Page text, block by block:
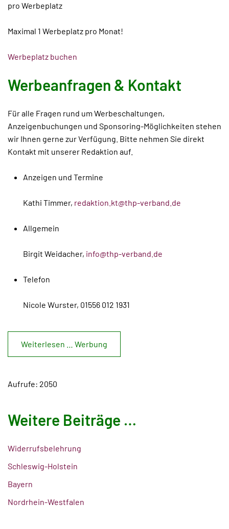
pro Werbeplatz
Maximal 1 Werbeplatz pro Monat!
Werbeplatz buchen
Werbeanfragen & Kontakt
Für alle Fragen rund um Werbeschaltungen,
Anzeigenbuchungen und Sponsoring-Möglichkeiten stehen
wir Ihnen gerne zur Verfügung. Bitte nehmen Sie direkt
Kontakt mit unserer Redaktion auf.
Anzeigen und Termine
Kathi Timmer, redaktion.kt@thp-verband.de
Allgemein
Birgit Weidacher, info@thp-verband.de
Telefon
Nicole Wurster, 01556 012 1931
Weiterlesen … Werbung
Aufrufe: 2050
Weitere Beiträge …
Widerrufsbelehrung
Schleswig-Holstein
Bayern
Nordrhein-Westfalen